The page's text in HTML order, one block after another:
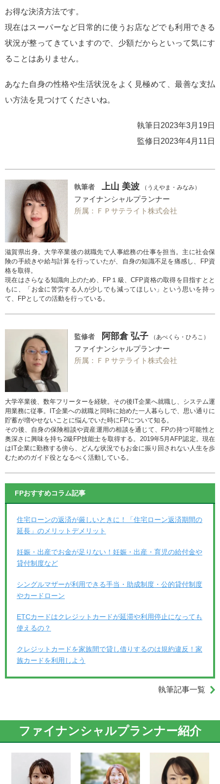
お得な決済方法です。
現在はスーパーなど日常的に使うお店などでも利用できる
状況が整ってきていますので、少額だからといって気にす
ることはありません。
あなた自身の性格や生活状況をよく見極めて、最善な支払
い方法を見つけてくださいね。
執筆日2023年3月19日
監修日2023年4月11日
執筆者 上山 美波 （うえやま・みなみ）
ファイナンシャルプランナー
所属：ＦＰサテライト株式会社
滋賀県出身。大学卒業後の就職先で人事総務の仕事を担当。主に社会保
険の手続きや給与計算を行っていたが、自身の知識不足を痛感し、FP資
格を取得。
現在はさらなる知識向上のため、FP１級、CFP資格の取得を目指すとと
もに、「お金に苦労する人が少しでも減ってほしい」という思いを持っ
て、FPとしての活動を行っている。
監修者 阿部倉 弘子 （あべくら・ひろこ）
ファイナンシャルプランナー
所属：ＦＰサテライト株式会社
大学卒業後、数年フリーターを経験。その後IT企業へ就職し、システム運
用業務に従事。IT企業への就職と同時に始めた一人暮らしで、思い通りに
貯蓄が増やせないことに悩んでいた時にFPについて知る。
その後、自身の保険相談や資産運用の相談を通じて、FPの持つ可能性と
奥深さに興味を持ち2級FP技能士を取得する。2019年5月AFP認定。現在
はIT企業に勤務する傍ら、どんな状況でもお金に振り回されない人生を歩
むためのガイド役となるべく活動している。
FPおすすめコラム記事
住宅ローンの返済が厳しいときに！「住宅ローン返済期間の
延長」のメリットデメリット
妊娠・出産でお金が足りない！妊娠・出産・育児の給付金や
貸付制度など
シングルマザーが利用できる手当・助成制度・公的貸付制度
やカードローン
ETCカードはクレジットカードが延滞や利用停止になっても
使えるの？
クレジットカードを家族間で貸し借りするのは規約違反！家
族カードを利用しよう
執筆記事一覧
ファイナンシャルプランナー紹介